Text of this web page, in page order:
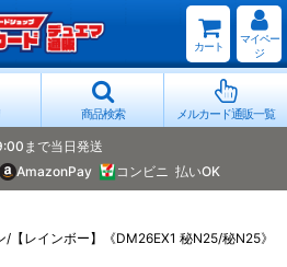
カート
マイペー
ジ
商品検索 メルカード通販一覧
まで当日発送
AmazonPay コンビニ 払いOK
/【レインボー】《DM26EX1 秘N25/秘N25》